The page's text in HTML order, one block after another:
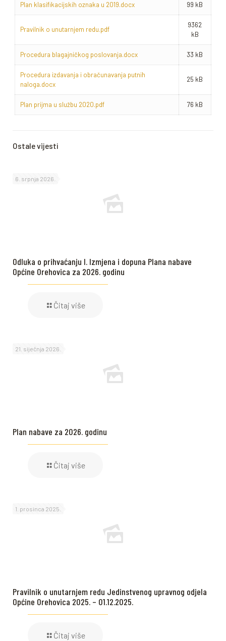
Plan klasifikacijskih oznaka u 2019.docx 99 kB
Pravilnik o unutarnjem redu.pdf
9362
kB
Procedura blagajničkog poslovanja.docx 33 kB
Procedura izdavanja i obračunavanja putnih
naloga.docx
25 kB
Plan prijma u službu 2020.pdf 76 kB
Ostale vijesti
6. srpnja 2026.
Odluka o prihvaćanju I. Izmjena i dopuna Plana nabave
Općine Orehovica za 2026. godinu
Čitaj više
21. siječnja 2026.
Plan nabave za 2026. godinu
Čitaj više
1. prosinca 2025.
Pravilnik o unutarnjem redu Jedinstvenog upravnog odjela
Općine Orehovica 2025. – 01.12.2025.
Čitaj više